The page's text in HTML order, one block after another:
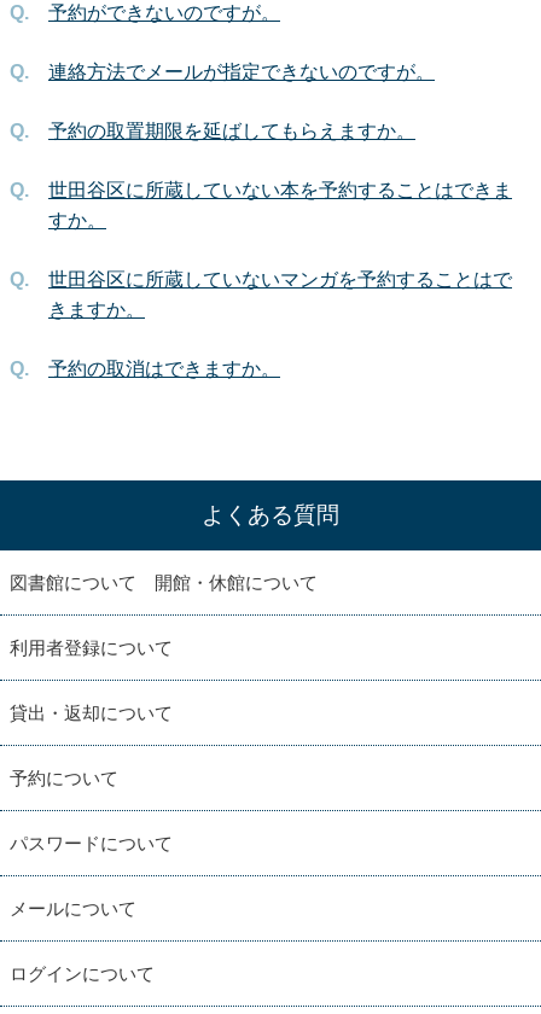
予約ができないのですが。
連絡方法でメールが指定できないのですが。
予約の取置期限を延ばしてもらえますか。
世田谷区に所蔵していない本を予約することはできま
すか。
世田谷区に所蔵していないマンガを予約することはで
きますか。
予約の取消はできますか。
よくある質問
図書館について 開館・休館について
利用者登録について
貸出・返却について
予約について
パスワードについて
メールについて
ログインについて